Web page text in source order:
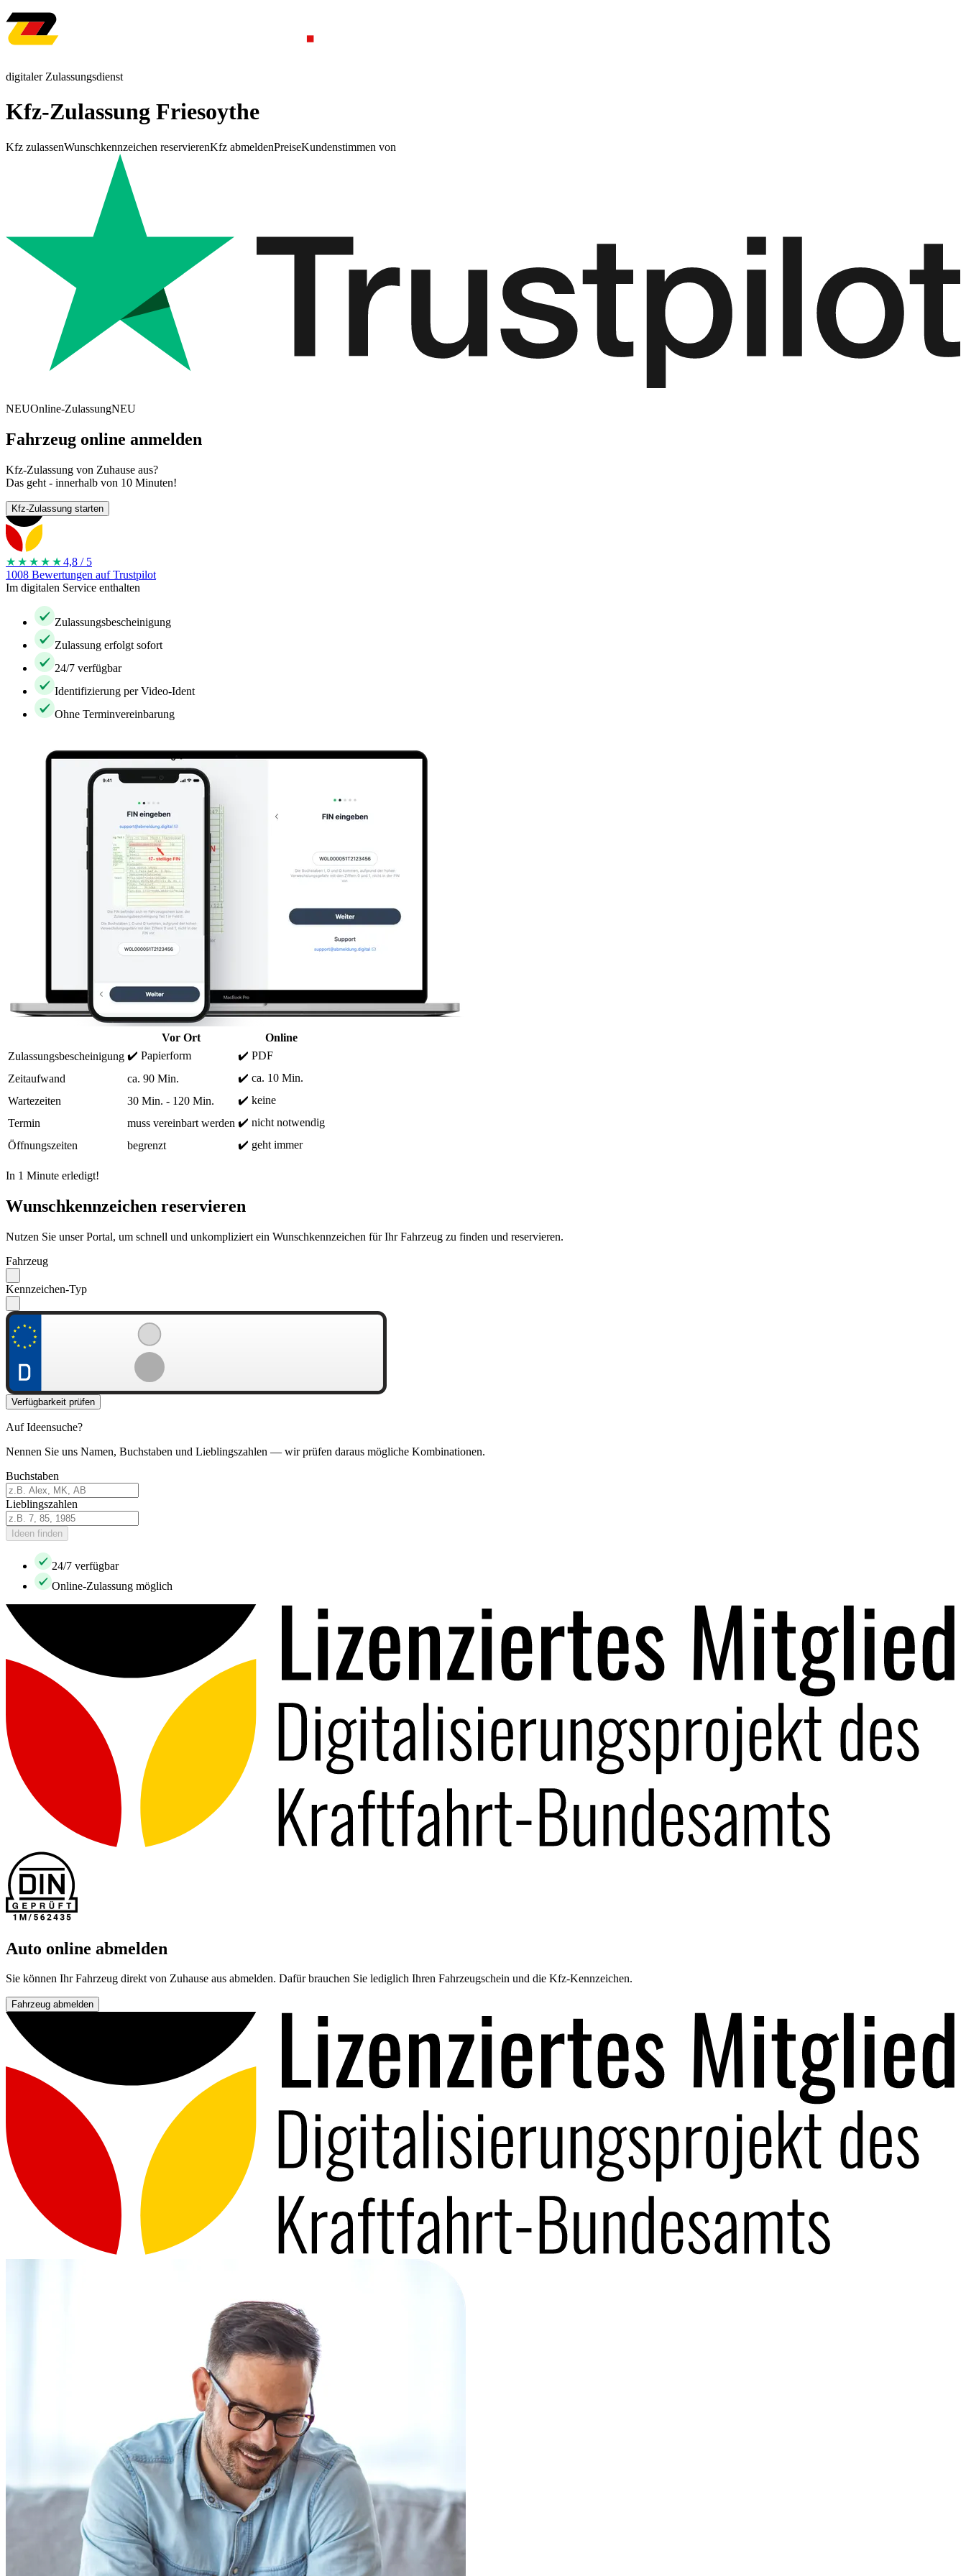
digitaler Zulassungsdienst
Kfz-Zulassung Friesoythe
Kfz zulassenWunschkennzeichen reservierenKfz abmeldenPreiseKundenstimmen von
NEUOnline-ZulassungNEU
Fahrzeug online anmelden
Kfz-Zulassung von Zuhause aus?
Das geht - innerhalb von 10 Minuten!
Kfz-Zulassung starten
★★★★ ★4,8 / 5
1008 Bewertungen auf Trustpilot
Im digitalen Service enthalten
Zulassungsbescheinigung
Zulassung erfolgt sofort
24/7 verfügbar
Identifizierung per Video-Ident
Ohne Terminvereinbarung
Vor Ort
Online
Zulassungsbescheinigung ✔️ Papierform
✔️ PDF
Zeitaufwand
ca. 90 Min.
✔️ ca. 10 Min.
Wartezeiten
30 Min. - 120 Min.
✔️ keine
Termin
muss vereinbart werden ✔️ nicht notwendig
Öffnungszeiten
begrenzt ✔️ geht immer
In 1 Minute erledigt!
Wunschkennzeichen reservieren
Nutzen Sie unser Portal, um schnell und unkompliziert ein Wunschkennzeichen für Ihr Fahrzeug zu finden und reservieren.
Fahrzeug
Kennzeichen-Typ
Verfügbarkeit prüfen
Auf Ideensuche?
Nennen Sie uns Namen, Buchstaben und Lieblingszahlen — wir prüfen daraus mögliche Kombinationen.
Buchstaben
Lieblingszahlen
Ideen finden
24/7 verfügbar
Online-Zulassung möglich
Auto online abmelden
Sie können Ihr Fahrzeug direkt von Zuhause aus abmelden. Dafür brauchen Sie lediglich Ihren Fahrzeugschein und die Kfz-Kennzeichen.
Fahrzeug abmelden